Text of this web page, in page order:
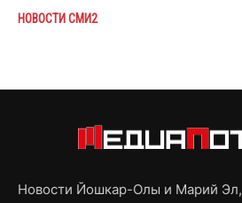
НОВОСТИ СМИ2
Новости Йошкар-Олы и Марий Эл,